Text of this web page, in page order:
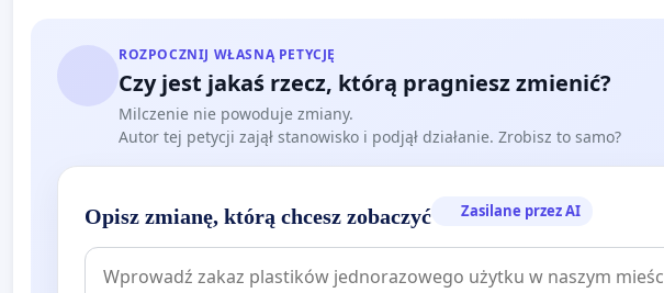
ROZPOCZNIJ WŁASNĄ PETYCJĘ
Czy jest jakaś rzecz, którą pragniesz zmienić?
Milczenie nie powoduje zmiany.
Autor tej petycji zajął stanowisko i podjął działanie. Zrobisz to samo?
Opisz zmianę, którą chcesz zobaczyć Zasilane przez AI